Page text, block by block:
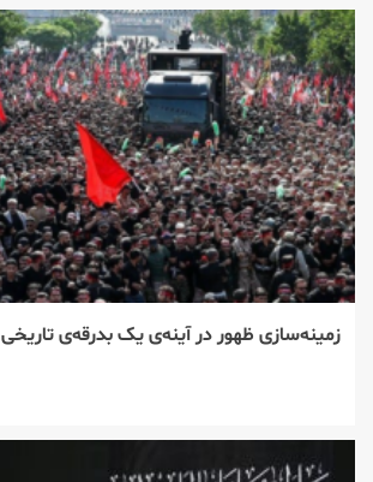
زمینه‌سازی ظهور در آینه‌ی یک بدرقه‌ی تاریخی